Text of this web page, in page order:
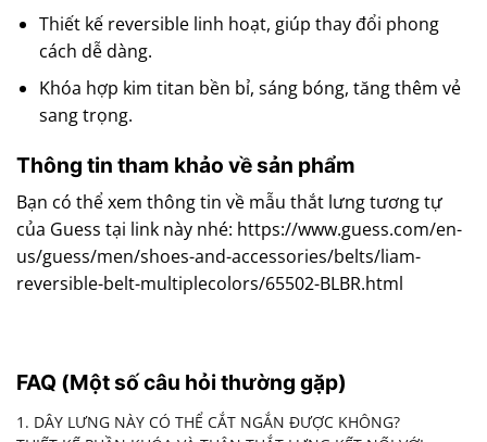
Thiết kế reversible linh hoạt, giúp thay đổi phong
cách dễ dàng.
Khóa hợp kim titan bền bỉ, sáng bóng, tăng thêm vẻ
sang trọng.
Thông tin tham khảo về sản phẩm
Bạn có thể xem thông tin về mẫu thắt lưng tương tự
của Guess tại link này nhé: https://www.guess.com/en-
us/guess/men/shoes-and-accessories/belts/liam-
reversible-belt-multiplecolors/65502-BLBR.html
FAQ (Một số câu hỏi thường gặp)
1. DÂY LƯNG NÀY CÓ THỂ CẮT NGẮN ĐƯỢC KHÔNG?